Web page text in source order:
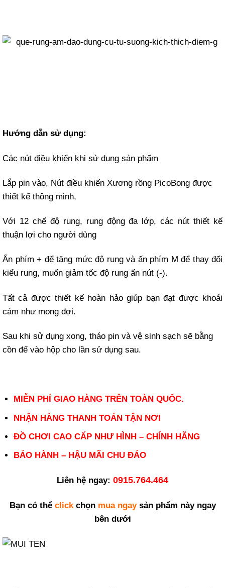
Hướng dẫn sử dụng:
Các nút điều khiển khi sử dụng sản phẩm
Lắp pin vào, Nút điều khiến Xương rồng PicoBong được
thiết kế thông minh,
Với 12 chế độ rung, rung động đa lớp, các nút thiết kế
thuận lợi cho người dùng
Ấn phím + để tăng mức độ rung và ấn phím M để thay đổi
kiểu rung, muốn giảm tốc độ rung ấn nút (-).
Tất cả được thiết kế hoàn hảo giúp bạn đạt được khoái
cảm như mong đợi.
Sau khi sử dụng xong, tháo pin và vệ sinh sạch sẽ bằng
cồn để vào hộp cho lần sử dụng sau.
MIỄN PHÍ GIAO HÀNG TRÊN TOÀN QUỐC.
NHẬN HÀNG THANH TOÁN TẬN NƠI
ĐỒ CHƠI CAO CẤP NHƯ HÌNH – CHÍNH HÃNG
BẢO HÀNH – HẬU MÃI CHU ĐÁO
Liên hệ ngay: 0915.764.464
Bạn có thể clickchọn mua ngaysản phẩm này ngay
bên dưới